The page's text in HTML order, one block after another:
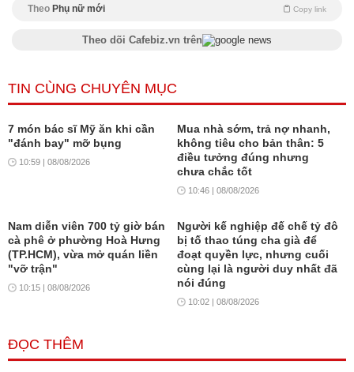
Theo Phụ nữ mới Copy link
Theo dõi Cafebiz.vn trên
TIN CÙNG CHUYÊN MỤC
7 món bác sĩ Mỹ ăn khi cần
"đánh bay" mỡ bụng
10:59 | 08/08/2026
Mua nhà sớm, trả nợ nhanh,
không tiêu cho bản thân: 5
điều tưởng đúng nhưng
chưa chắc tốt
10:46 | 08/08/2026
Nam diễn viên 700 tỷ giờ bán
cà phê ở phường Hoà Hưng
(TP.HCM), vừa mở quán liền
"vỡ trận"
10:15 | 08/08/2026
Người kế nghiệp đế chế tỷ đô
bị tố thao túng cha già để
đoạt quyền lực, nhưng cuối
cùng lại là người duy nhất đã
nói đúng
10:02 | 08/08/2026
ĐỌC THÊM